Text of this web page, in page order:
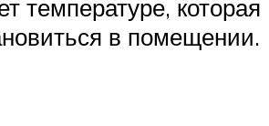
температуре, которая
в помещении.